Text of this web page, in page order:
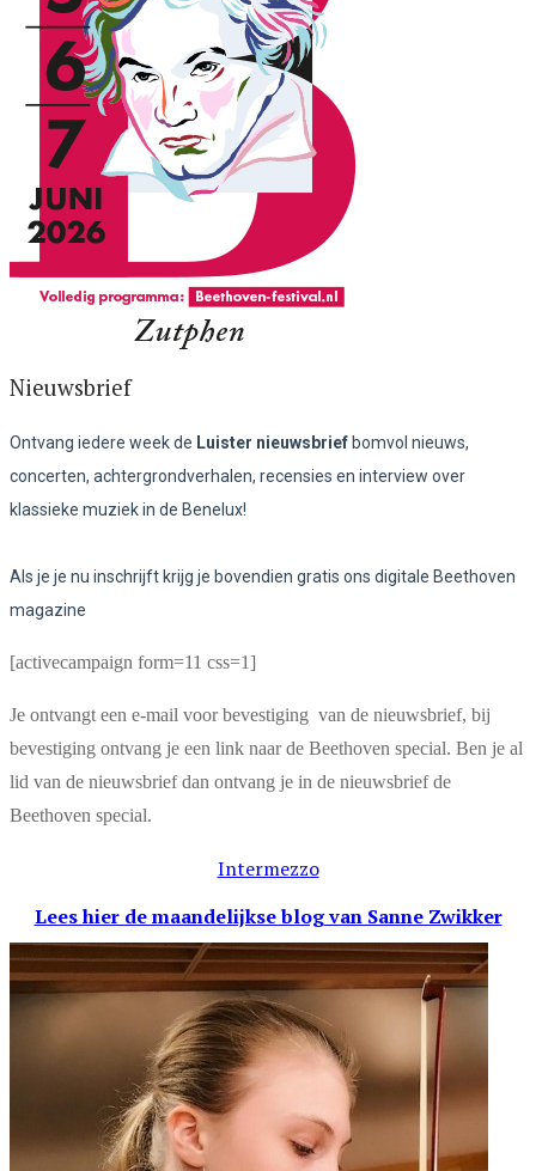
Nieuwsbrief
Ontvang iedere week de Luister nieuwsbrief bomvol nieuws,
concerten, achtergrondverhalen, recensies en interview over
klassieke muziek in de Benelux!
Als je je nu inschrijft krijg je bovendien gratis ons digitale Beethoven
magazine
[activecampaign form=11 css=1]
Je ontvangt een e-mail voor bevestiging van de nieuwsbrief, bij
bevestiging ontvang je een link naar de Beethoven special. Ben je al
lid van de nieuwsbrief dan ontvang je in de nieuwsbrief de
Beethoven special.
Intermezzo
Lees hier de maandelijkse blogvan Sanne Zwikker